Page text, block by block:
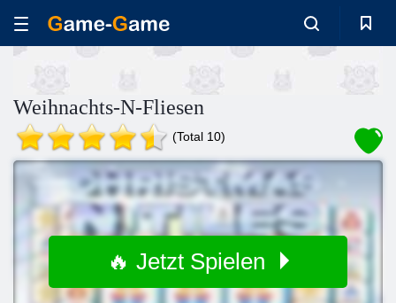
Weihnachts-N-Fliesen
(Total 10)
🔥 Jetzt Spielen